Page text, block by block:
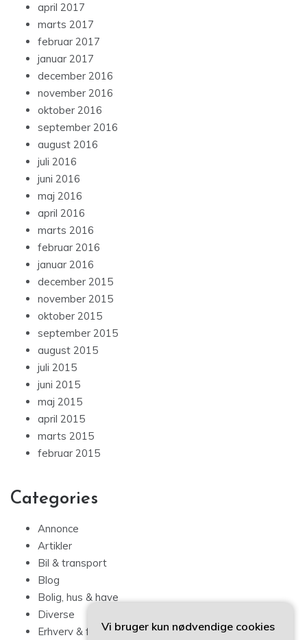
april 2017
marts 2017
februar 2017
januar 2017
december 2016
november 2016
oktober 2016
september 2016
august 2016
juli 2016
juni 2016
maj 2016
april 2016
marts 2016
februar 2016
januar 2016
december 2015
november 2015
oktober 2015
september 2015
august 2015
juli 2015
juni 2015
maj 2015
april 2015
marts 2015
februar 2015
Categories
Annonce
Artikler
Bil & transport
Blog
Bolig, hus & have
Diverse
Erhverv & forbrugVi bruger kun nødvendige cookies